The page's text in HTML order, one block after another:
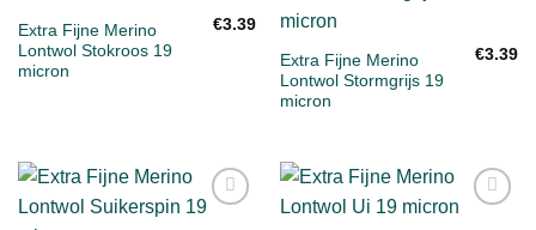
aan
Extra Fijne Merino
Lontwol Stokroos 19
micron
€3.39
Extra Fijne Merino
Lontwol Stormgrijs 19
micron
€3.39